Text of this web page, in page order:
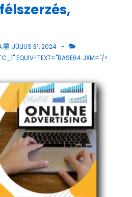
JÚLIUS 31, 2024
EQUIV-TEXT="BASE64:JXM="/>